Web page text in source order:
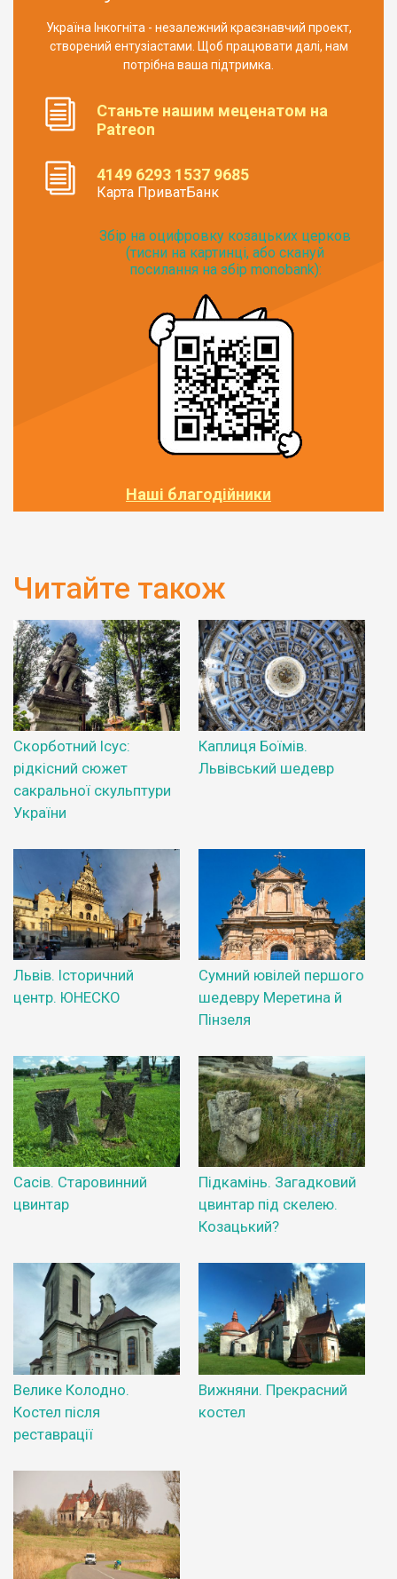
Україна Інкогніта - незалежний краєзнавчий проект,
створений ентузіастами. Щоб працювати далі, нам
потрібна ваша підтримка.
Станьте нашим меценатом на
Patreon
4149 6293 1537 9685
Карта ПриватБанк
Збір на оцифровку козацьких церков
(тисни на картинці, або скануй
посилання на збір monobank):
Наші благодійники
Читайте також
Скорботний Ісус:
рідкісний сюжет
сакральної скульптури
України
Каплиця Боїмів.
Львівський шедевр
Львів. Історичний
центр. ЮНЕСКО
Сумний ювілей першого
шедевру Меретина й
Пінзеля
Сасів. Старовинний
цвинтар
Підкамінь. Загадковий
цвинтар під скелею.
Козацький?
Велике Колодно.
Костел після
реставрації
Вижняни. Прекрасний
костел